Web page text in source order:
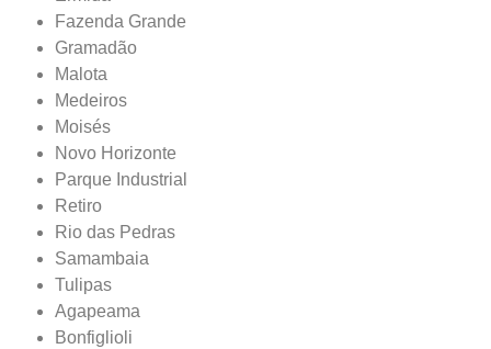
Fazenda Grande
Gramadão
Malota
Medeiros
Moisés
Novo Horizonte
Parque Industrial
Retiro
Rio das Pedras
Samambaia
Tulipas
Agapeama
Bonfiglioli